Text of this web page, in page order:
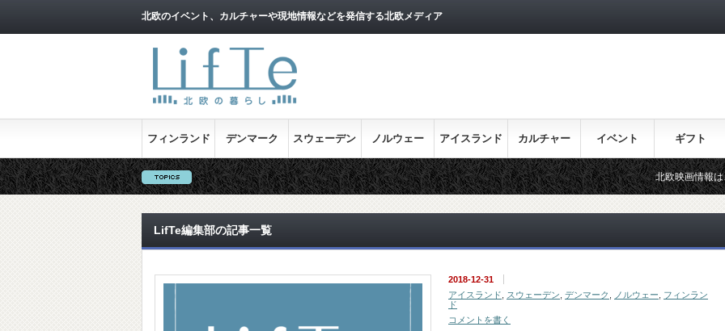
北欧のイベント、カルチャーや現地情報などを発信する北欧メディア
フィンランド デンマーク スウェーデン ノルウェー アイスランド カルチャー イベント ギフト
北欧映画情報はこちら♪
LifTe編集部の記事一覧
2018-12-31
アイスランド
スウェーデン デンマーク ノルウェー
フィンラン
ド
コメントを書く